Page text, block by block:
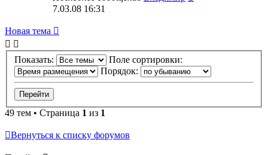
7.03.08 16:31
Новая тема
Показать:
Поле сортировки:
Порядок:
49 тем • Страница 1 из 1
Вернуться к списку форумов